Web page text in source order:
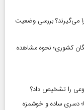
می‌گیرند؟ بررسی وضعیت
بازنشستگان کشوری؛ نحوه مشاهده
را تشخیص داد؟
دسری ساده و خوشمزه